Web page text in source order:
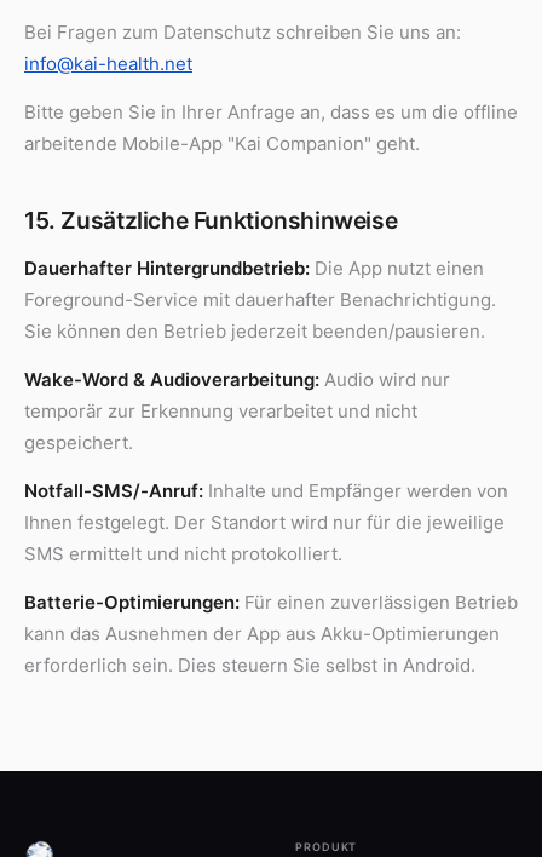
Bei Fragen zum Datenschutz schreiben Sie uns an:
info@kai-health.net
Bitte geben Sie in Ihrer Anfrage an, dass es um die offline
arbeitende Mobile-App "Kai Companion" geht.
15. Zusätzliche Funktionshinweise
Dauerhafter Hintergrundbetrieb: Die App nutzt einen
Foreground-Service mit dauerhafter Benachrichtigung.
Sie können den Betrieb jederzeit beenden/pausieren.
Wake-Word & Audioverarbeitung: Audio wird nur
temporär zur Erkennung verarbeitet und nicht
gespeichert.
Notfall-SMS/-Anruf: Inhalte und Empfänger werden von
Ihnen festgelegt. Der Standort wird nur für die jeweilige
SMS ermittelt und nicht protokolliert.
Batterie-Optimierungen: Für einen zuverlässigen Betrieb
kann das Ausnehmen der App aus Akku-Optimierungen
erforderlich sein. Dies steuern Sie selbst in Android.
PRODUKT